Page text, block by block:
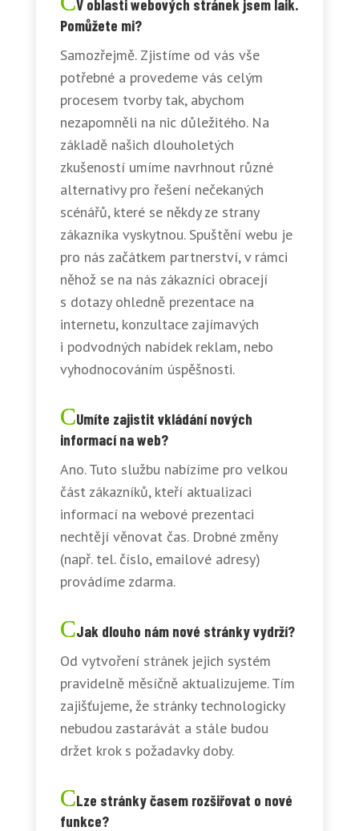
V oblasti webových stránek jsem laik.
Pomůžete mi?
Samozřejmě. Zjistíme od vás vše
potřebné a provedeme vás celým
procesem tvorby tak, abychom
nezapomněli na nic důležitého. Na
základě našich dlouholetých
zkušeností umíme navrhnout různé
alternativy pro řešení nečekaných
scénářů, které se někdy ze strany
zákazníka vyskytnou. Spuštění webu je
pro nás začátkem partnerství, v rámci
něhož se na nás zákazníci obracejí
s dotazy ohledně prezentace na
internetu, konzultace zajímavých
i podvodných nabídek reklam, nebo
vyhodnocováním úspěšnosti.
Umíte zajistit vkládání nových
informací na web?
Ano. Tuto službu nabízíme pro velkou
část zákazníků, kteří aktualizaci
informací na webové prezentaci
nechtějí věnovat čas. Drobné změny
(např. tel. číslo, emailové adresy)
provádíme zdarma.
Jak dlouho nám nové stránky vydrží?
Od vytvoření stránek jejich systém
pravidelně měsíčně aktualizujeme. Tím
zajišťujeme, že stránky technologicky
nebudou zastarávát a stále budou
držet krok s požadavky doby.
Lze stránky časem rozšiřovat o nové
funkce?